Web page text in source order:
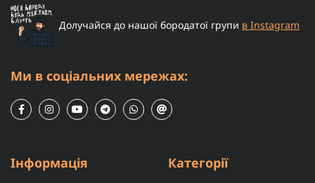
Долучайся до нашої бородатої групи в Instagram
Ми в соціальних мережах:
Інформація Категорії